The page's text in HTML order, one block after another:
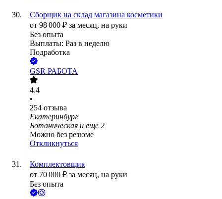
Сборщик на склад магазина косметики
от 98 000 ₽ за месяц, на руки
Без опыта
Выплаты: Раз в неделю
Подработка
GSR РАБОТА
4.4
•
254 отзыва
Екатеринбург
Ботаническая и еще 2
Можно без резюме
Откликнуться
Комплектовщик
от 70 000 ₽ за месяц, на руки
Без опыта